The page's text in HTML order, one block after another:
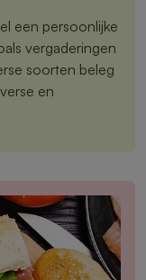
een persoonlijke
vergaderingen
soorten beleg
en